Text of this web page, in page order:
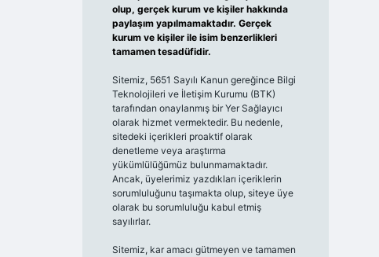
olup, gerçek kurum ve kişiler hakkında
paylaşım yapılmamaktadır. Gerçek
kurum ve kişiler ile isim benzerlikleri
tamamen tesadüfidir.
Sitemiz, 5651 Sayılı Kanun gereğince Bilgi
Teknolojileri ve İletişim Kurumu (BTK)
tarafından onaylanmış bir Yer Sağlayıcı
olarak hizmet vermektedir. Bu nedenle,
sitedeki içerikleri proaktif olarak
denetleme veya araştırma
yükümlülüğümüz bulunmamaktadır.
Ancak, üyelerimiz yazdıkları içeriklerin
sorumluluğunu taşımakta olup, siteye üye
olarak bu sorumluluğu kabul etmiş
sayılırlar.
Sitemiz, kar amacı gütmeyen ve tamamen